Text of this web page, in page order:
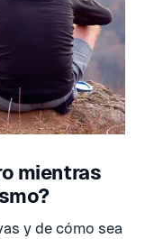
mientras
y de cómo sea